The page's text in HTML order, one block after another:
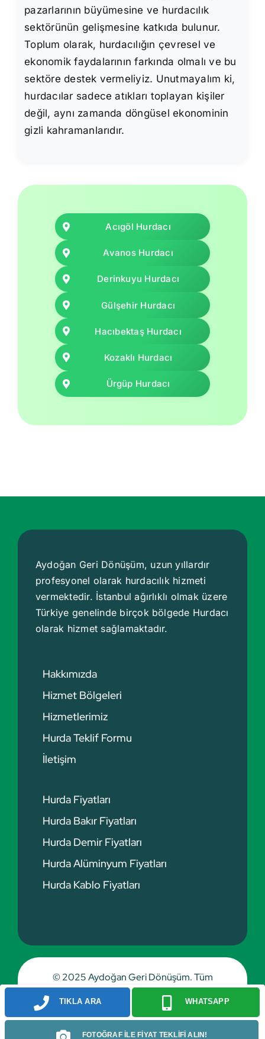
pazarlarının büyümesine ve hurdacılık
sektörünün gelişmesine katkıda bulunur.
Toplum olarak, hurdacılığın çevresel ve
ekonomik faydalarının farkında olmalı ve bu
sektöre destek vermeliyiz. Unutmayalım ki,
hurdacılar sadece atıkları toplayan kişiler
değil, aynı zamanda döngüsel ekonominin
gizli kahramanlarıdır.
Acıgöl Hurdacı
Avanos Hurdacı
Derinkuyu Hurdacı
Gülşehir Hurdacı
Hacıbektaş Hurdacı
Kozaklı Hurdacı
Ürgüp Hurdacı
Aydoğan Geri Dönüşüm, uzun yıllardır
profesyonel olarak hurdacılık hizmeti
vermektedir. İstanbul ağırlıklı olmak üzere
Türkiye genelinde birçok bölgede Hurdacı
olarak hizmet sağlamaktadır.
Hakkımızda
Hizmet Bölgeleri
Hizmetlerimiz
Hurda Teklif Formu
İletişim
Hurda Fiyatları
Hurda Bakır Fiyatları
Hurda Demir Fiyatları
Hurda Alüminyum Fiyatları
Hurda Kablo Fiyatları
© 2025 Aydoğan Geri Dönüşüm. Tüm
hakları saklıdır.
TIKLA ARA WHATSAPP
FOTOĞRAF İLE FİYAT TEKLİFİ ALIN!